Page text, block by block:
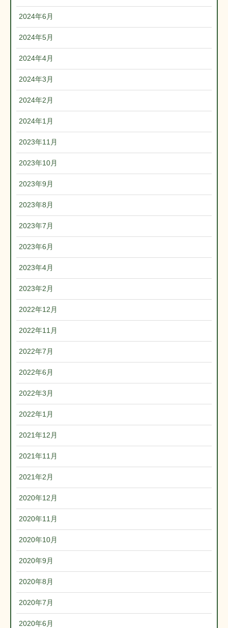
2024年6月
2024年5月
2024年4月
2024年3月
2024年2月
2024年1月
2023年11月
2023年10月
2023年9月
2023年8月
2023年7月
2023年6月
2023年4月
2023年2月
2022年12月
2022年11月
2022年7月
2022年6月
2022年3月
2022年1月
2021年12月
2021年11月
2021年2月
2020年12月
2020年11月
2020年10月
2020年9月
2020年8月
2020年7月
2020年6月